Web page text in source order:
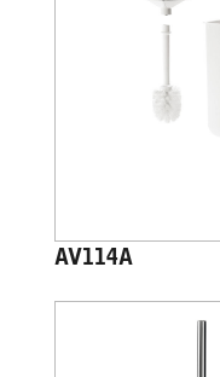
AV114A